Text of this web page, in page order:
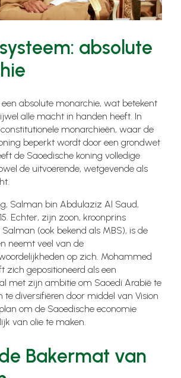
absolute
een absolute monarchie, wat betekent
alle macht in handen heeft. In
monarchieën, waar de
beperkt wordt door een grondwet
de Saoedische koning volledige
de uitvoerende, wetgevende als
Salman bin Abdulaziz Al Saud,
Echter, zijn zoon, kroonprins
(ook bekend als MBS), is de
neemt veel van de
op zich. Mohammed
zich gepositioneerd als een
met zijn ambitie om Saoedi Arabië te
te diversifiëren door middel van Vision
om de Saoedische economie
van olie te maken.
Bakermat van